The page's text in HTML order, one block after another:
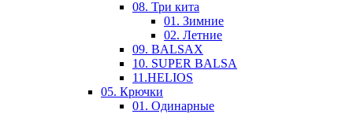
08. Три кита
01. Зимние
02. Летние
09. BALSAX
10. SUPER BALSA
11.HELIOS
05. Крючки
01. Одинарные